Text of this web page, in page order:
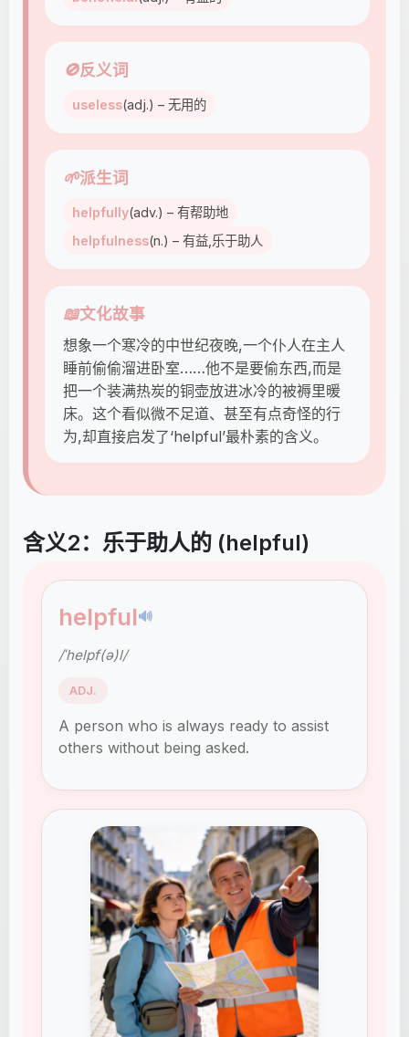
🚫反义词
useless(adj.) – 无用的
🌱派生词
helpfully(adv.) – 有帮助地
helpfulness(n.) – 有益,乐于助人
📖文化故事
想象一个寒冷的中世纪夜晚,一个仆人在主人
睡前偷偷溜进卧室……他不是要偷东西,而是
把一个装满热炭的铜壶放进冰冷的被褥里暖
床。这个看似微不足道、甚至有点奇怪的行
为,却直接启发了‘helpful’最朴素的含义。
含义2：乐于助人的 (helpful)
helpful🔊
/ˈhelpf(ə)l/
ADJ.
A person who is always ready to assist
others without being asked.